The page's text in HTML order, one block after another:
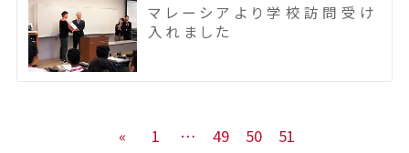
マレーシアより学校訪問受け
入れました
« 1 … 49 50 51